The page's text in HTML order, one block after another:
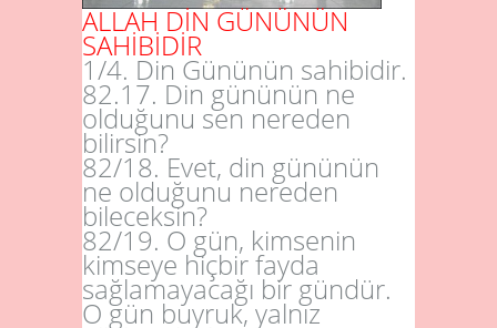
ALLAH DİN GÜNÜNÜN
SAHİBİDİR
1/4. Din Gününün sahibidir.
82.17. Din gününün ne
olduğunu sen nereden
bilirsin?
82/18. Evet, din gününün
ne olduğunu nereden
bileceksin?
82/19. O gün, kimsenin
kimseye hiçbir fayda
sağlamayacağı bir gündür.
O gün buyruk, yalnız